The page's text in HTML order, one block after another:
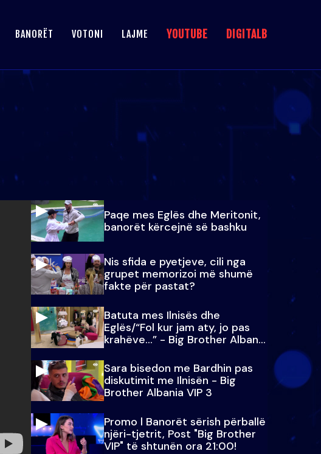
BANORËT VOTONI LAJME YOUTUBE DIGITALB
Paqe mes Eglës dhe Meritonit,
banorët kërcejnë së bashku
Nis sfida e pyetjeve, cili nga
grupet memorizoi më shumë
fakte për pastat?
Batuta mes Ilnisës dhe
Eglës/“Fol kur jam aty, jo pas
krahëve…” - Big Brother Albania
VIP 3
Sara bisedon me Bardhin pas
diskutimit me Ilnisën - Big
Brother Albania VIP 3
Promo l Banorët sërish përballë
njëri-tjetrit, Post "Big Brother
VIP" të shtunën ora 21:00!